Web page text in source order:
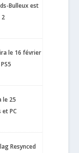
Bulleux est
2
le 16 février
le 25
PC
Resynced